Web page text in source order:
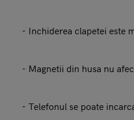
- Inchiderea clapetei este
- Magnetii din husa nu
- Telefonul se poate